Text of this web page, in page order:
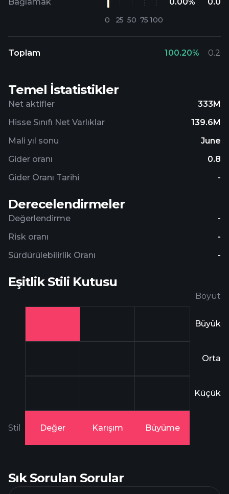
Temel İstatistikler
Net aktifler
333M
Hisse Sınıfı Net Varlıklar
139.6M
Mali yıl sonu
June
Gider oranı
0.8
Gider Oranı Tarihi
-
Toplam 100.20% 0.20
Derecelendirmeler
Değerlendirme
-
Risk oranı
-
Sürdürülebilirlik Oranı
-
Eşitlik Stili Kutusu
Boyut
Büyük
Orta
Küçük
Stil Değer Karışım Büyüme
Sık Sorulan Sorular